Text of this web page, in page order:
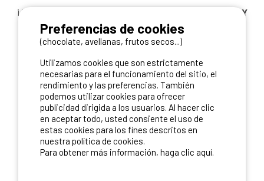
¡ Y NO TE PIERDAS NUESTRAS
OFERTAS, CONCURSOS Y
NOVEDADESINSCRIBIÉNDOTE A NUESTRA
NEWSLETTER!
ME INSCRIBO
NUESTROS PARTNERS
Preferencias de cookies
(chocolate, avellanas, frutos secos...)
Utilizamos cookies que son estrictamente
necesarias para el funcionamiento del sitio, el
rendimiento y las preferencias. También
podemos utilizar cookies para ofrecer
publicidad dirigida a los usuarios. Al hacer clic
en aceptar todo, usted consiente el uso de
estas cookies para los fines descritos en
nuestra política de cookies.
Para obtener más información, haga clic aquí.